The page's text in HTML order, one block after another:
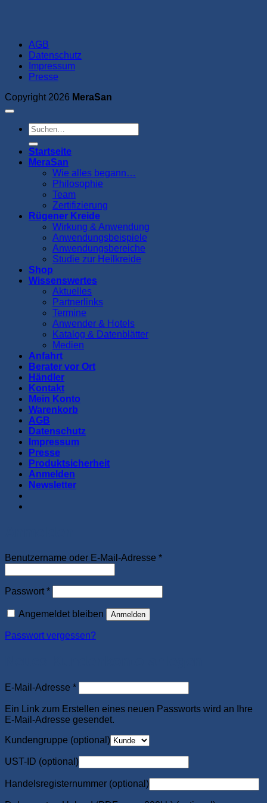
AGB
Datenschutz
Impressum
Presse
Copyright 2026 MeraSan
Suchen
nach:
Startseite
MeraSan
Wie alles begann…
Philosophie
Team
Zertifizierung
Rügener Kreide
Wirkung & Anwendung
Anwendungsbeispiele
Anwendungsbereiche
Studie zur Heilkreide
Shop
Wissenswertes
Aktuelles
Partnerlinks
Termine
Anwender & Hotels
Katalog & Datenblätter
Medien
Anfahrt
Berater vor Ort
Händler
Kontakt
Mein Konto
Warenkorb
AGB
Datenschutz
Impressum
Presse
Produktsicherheit
Anmelden
Newsletter
Benutzername oder E-Mail-Adresse *Erforderlich
Passwort *Erforderlich
Angemeldet bleiben Anmelden
Passwort vergessen?
E-Mail-Adresse *Erforderlich
Ein Link zum Erstellen eines neuen Passworts wird an Ihre
E-Mail-Adresse gesendet.
Kundengruppe (optional)
UST-ID (optional)
Handelsregisternummer (optional)